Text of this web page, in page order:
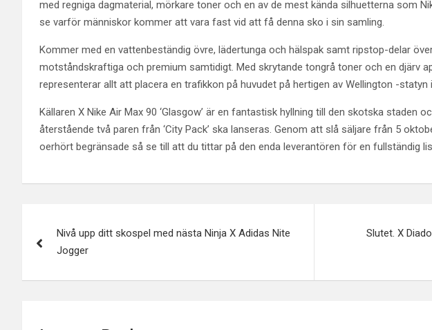
med regniga dagmaterial, mörkare toner och en av de mest kända silhuetterna som
se varför människor kommer att vara fast vid att få denna sko i sin samling.
Kommer med en vattenbeständig övre, lädertunga och hälspak samt ripstop-delar
motståndskraftiga och premium samtidigt. Med skrytande tongrå toner och en djärv
representerar allt att placera en trafikkon på huvudet på hertigen av Wellington -
Källaren X Nike Air Max 90 ‘Glasgow’ är en fantastisk hyllning till den skotska staden
återstående två paren från ‘City Pack’ ska lanseras. Genom att slå säljare från 5
oerhört begränsade så se till att du tittar på den enda leverantören för en fullständig
navigation
Nivå upp ditt skospel med nästa Ninja X Adidas Nite
Jogger
Slutet. X